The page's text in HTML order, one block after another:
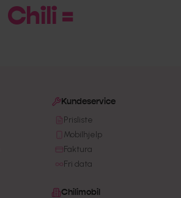
Chili = Bi
Kundeservice
Prisliste
Mobilhjelp
Faktura
Fri data
Chilimobil